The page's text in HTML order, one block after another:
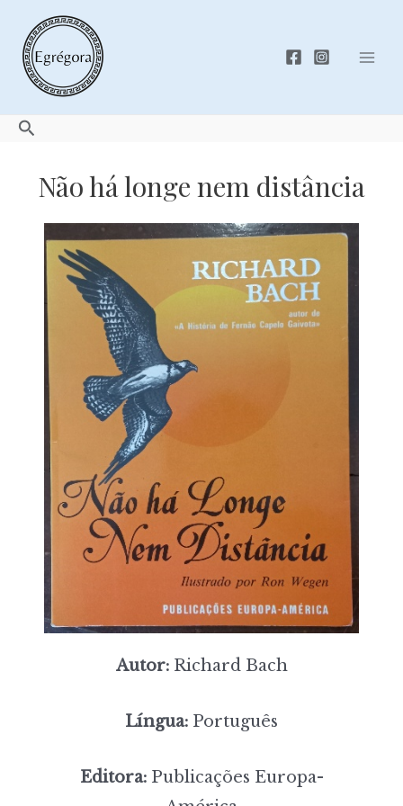
content
Search
Não há longe nem distância
Autor:Richard Bach
Língua: Português
Editora:Publicações Europa-